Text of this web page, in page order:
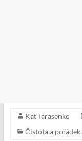
Kat Tarasenko
Čistota a pořádek,